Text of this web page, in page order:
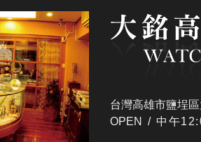
台灣高雄市鹽埕
OPEN / 中午